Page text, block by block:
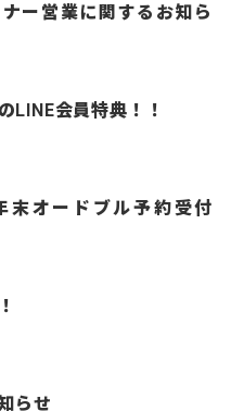
ナー営業に関するお知ら
LINE会員特典！！
末オードブル予約受付
らせ